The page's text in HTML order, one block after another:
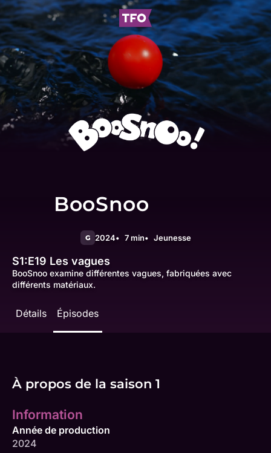
BooSnoo
G 2024 7 min Jeunesse
S1:E19 Les vagues
BooSnoo examine différentes vagues, fabriquées avec
différents matériaux.
Détails Épisodes
À propos de la saison 1
Information
Année de production
2024